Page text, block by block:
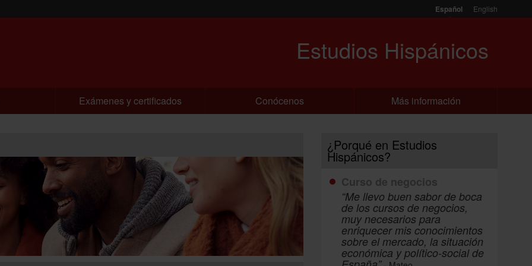
Español English
Estudios Hispánicos
Exámenes y certificados Conócenos Más información
¿Porqué en Estudios
Hispánicos?
Curso de negocios
“Me llevo buen sabor de boca
de los cursos de negocios,
muy necesarios para
enriquecer mis conocimientos
sobre el mercado, la situación
económica y político-social de